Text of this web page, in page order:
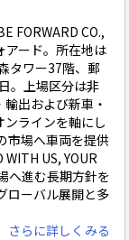
FORWARD CO.,
アード。所在地は
タワー37階、郵
。上場区分は非
出および新車・
ラインを軸にし
市場へ車両を提供
WITH US, YOUR
へ進む長期方針を
ローバル展開と多
さらに詳しくみる